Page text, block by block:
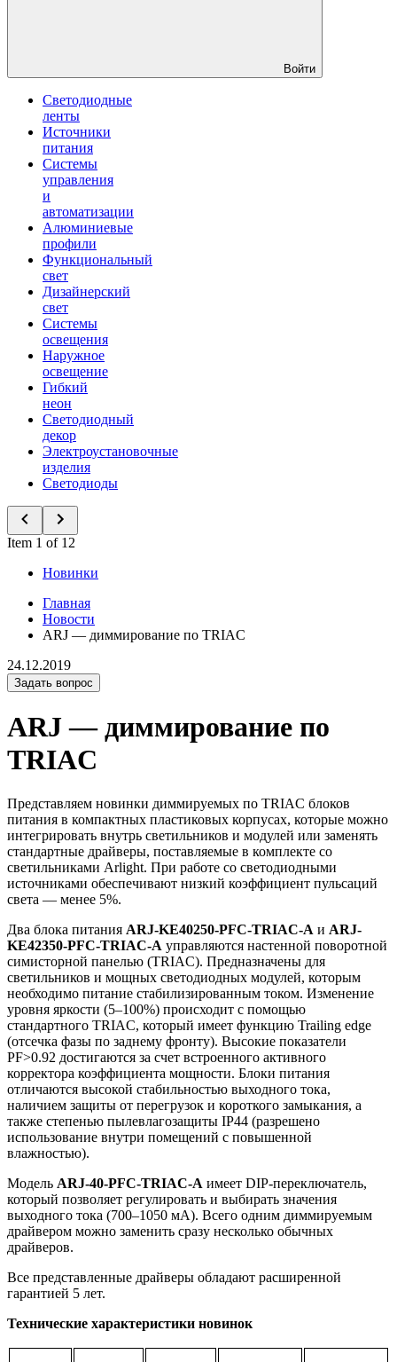
Войти
Светодиодные
ленты
Источники
питания
Системы
управления
и
автоматизации
Алюминиевые
профили
Функциональный
свет
Дизайнерский
свет
Системы
освещения
Наружное
освещение
Гибкий
неон
Светодиодный
декор
Электроустановочные
изделия
Светодиоды
Item 1 of 12
Новинки
Главная
Новости
ARJ — диммирование по TRIAC
24.12.2019
Задать вопрос
ARJ — диммирование по
TRIAC
Представляем новинки диммируемых по TRIAC блоков
питания в компактных пластиковых корпусах, которые можно
интегрировать внутрь светильников и модулей или заменять
стандартные драйверы, поставляемые в комплекте со
светильниками Arlight. При работе со светодиодными
источниками обеспечивают низкий коэффициент пульсаций
света — менее 5%.
Два блока питания ARJ-KE40250-PFC-TRIAC-A и ARJ-
KE42350-PFC-TRIAC-A управляются настенной поворотной
симисторной панелью (TRIAC). Предназначены для
светильников и мощных светодиодных модулей, которым
необходимо питание стабилизированным током. Изменение
уровня яркости (5–100%) происходит с помощью
стандартного TRIAC, который имеет функцию Trailing edge
(отсечка фазы по заднему фронту). Высокие показатели
PF>0.92 достигаются за счет встроенного активного
корректора коэффициента мощности. Блоки питания
отличаются высокой стабильностью выходного тока,
наличием защиты от перегрузок и короткого замыкания, а
также степенью пылевлагозащиты IP44 (разрешено
использование внутри помещений с повышенной
влажностью).
Модель ARJ-40-PFC-TRIAC-A имеет DIP-переключатель,
который позволяет регулировать и выбирать значения
выходного тока (700–1050 мА). Всего одним диммируемым
драйвером можно заменить сразу несколько обычных
драйверов.
Все представленные драйверы обладают расширенной
гарантией 5 лет.
Технические характеристики новинок